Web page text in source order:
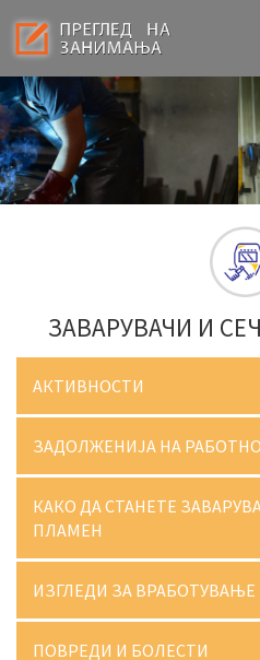
ЗАВАРУВАЧИ И
АКТИВНОСТИ
ЗАДОЛЖЕНИЈА НА
КАКО ДА СТАНЕТЕ
ПЛАМЕН
ИЗГЛЕДИ ЗА ВРАБОТУВАЊЕ
ПОВРЕДИ И БОЛЕСТИ